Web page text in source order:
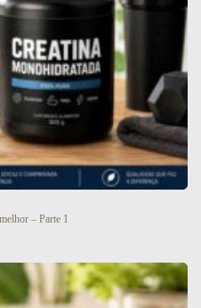
– Parte 1